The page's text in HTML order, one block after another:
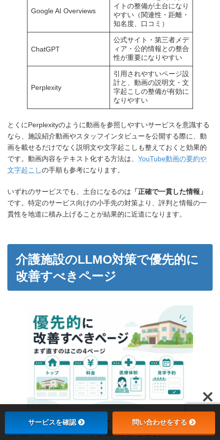
Google AI Overviews
イトの整備が土台になり
やすい（関連性・距離・
知名度、口コミ）
ChatGPT
公式サイト・第三者メデ
ィア・公的情報との整合
性が重要になりやすい
Perplexity
引用されやすいページ設
計と、動画の説明文・文
字起こしの整備が有効に
なりやすい
とくにPerplexityのように動画を参照しやすいサービスを意識する
なら、施設紹介動画やスタッフインタビューを公開する際に、動
画を載せるだけでなく説明文や文字起こしも整えておくと効果的
です。動画内容をテキスト化する方法は、 YouTube動画の要約や
文字起こしの手順も参考になります。
いずれのサービスでも、土台になるのは 「正確で一貫した情報」
です。特定のサービス向けの小手先の対策より、評判と情報の一
貫性を地道に積み上げることが結果的に近道になります。
介護施設のLLMO対策で優先的に
改善すべきページ
最後に、限られた時間でどのページから直すべきかを示します。
優先度の高い四種類のページを順に見ていきます。
サービスを確認 問い合わせをする